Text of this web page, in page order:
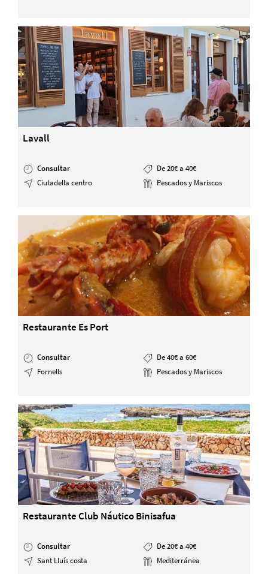
Lavall
Consultar
De 20€ a 40€
Ciutadella centro
Pescados y Mariscos
Restaurante Es Port
Consultar
De 40€ a 60€
Fornells
Pescados y Mariscos
Restaurante Club Náutico Binisafua
Consultar
De 20€ a 40€
Sant Lluís costa
Mediterránea